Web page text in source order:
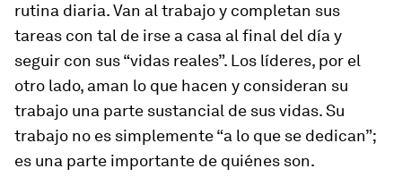
rutina diaria. Van al trabajo y completan sus
tareas con tal de irse a casa al final del día y
seguir con sus “vidas reales”. Los líderes, por el
otro lado, aman lo que hacen y consideran su
trabajo una parte sustancial de sus vidas. Su
trabajo no es simplemente “a lo que se dedican”;
es una parte importante de quiénes son.